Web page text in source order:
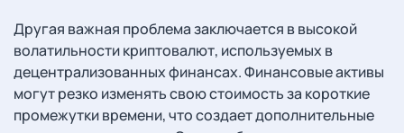
Другая важная проблема заключается в высокой
волатильности криптовалют, используемых в
децентрализованных финансах. Финансовые активы
могут резко изменять свою стоимость за короткие
промежутки времени, что создает дополнительные